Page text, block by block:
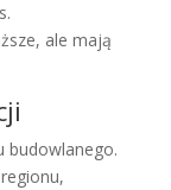
ale mają
budowlanego.